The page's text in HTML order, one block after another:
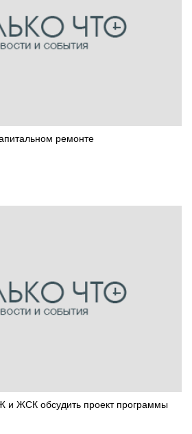
ремонте
и ЖСК обсудить проект программы